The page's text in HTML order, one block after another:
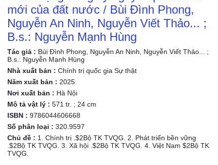
mới của đất nước / Bùi Đình Phong,
Nguyễn An Ninh, Nguyễn Viết Thảo... ;
B.s.: Nguyễn Mạnh Hùng
Tác giả : Bùi Đình Phong, Nguyễn An Ninh, Nguyễn Viết Thảo... ;
B.s.: Nguyễn Mạnh Hùng
Nhà xuất bản : Chính trị quốc gia Sự thật
Năm xuất bản : 2025
Nơi xuất bản : Hà Nội
Mô tả vật lý : 571 tr. ; 24 cm
ISBN : 9786044606668
Số phân loại : 320.9597
Chủ đề : 1. Chính trị .$2Bộ TK TVQG. 2. Phát triển bền vững
.$2Bộ TK TVQG. 3. Xã hội .$2Bộ TK TVQG. 4. Việt Nam $2Bộ TK
TVQG.